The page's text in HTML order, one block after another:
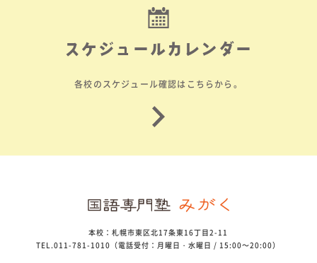
スケジュールカレンダー
各校のスケジュール確認はこちらから。
本校：札幌市東区北17条東16丁目2-11
TEL.011-781-1010（電話受付：月曜日・水曜日 / 15:00～20:00）